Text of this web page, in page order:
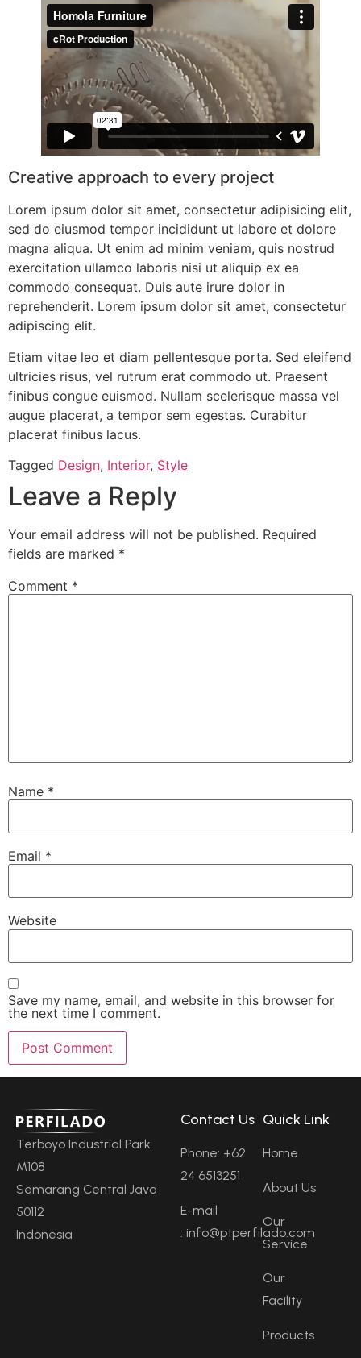
Creative approach to every project
Lorem ipsum dolor sit amet, consectetur adipisicing elit,
sed do eiusmod tempor incididunt ut labore et dolore
magna aliqua. Ut enim ad minim veniam, quis nostrud
exercitation ullamco laboris nisi ut aliquip ex ea
commodo consequat. Duis aute irure dolor in
reprehenderit. Lorem ipsum dolor sit amet, consectetur
adipiscing elit.
Etiam vitae leo et diam pellentesque porta. Sed eleifend
ultricies risus, vel rutrum erat commodo ut. Praesent
finibus congue euismod. Nullam scelerisque massa vel
augue placerat, a tempor sem egestas. Curabitur
placerat finibus lacus.
Tagged Design, Interior, Style
Leave a Reply
Your email address will not be published. Required
fields are marked *
Comment *
Name *
Email *
Website
Save my name, email, and website in this browser for
the next time I comment.
Terboyo Industrial Park
M108
Semarang Central Java
50112
Indonesia
Contact Us
Phone: +62
24 6513251
E-mail
: info@ptperfilado.com
Quick Link
Home
About Us
Our
Service
Our
Facility
Products